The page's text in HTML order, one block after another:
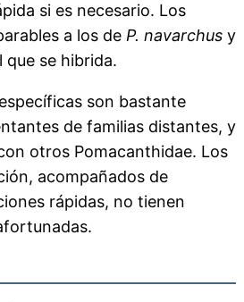
si es necesario. Los
a los de P. navarchusy
se hibrida.
son bastante
de familias distantes, y
otros Pomacanthidae. Los
acompañados de
rápidas, no tienen